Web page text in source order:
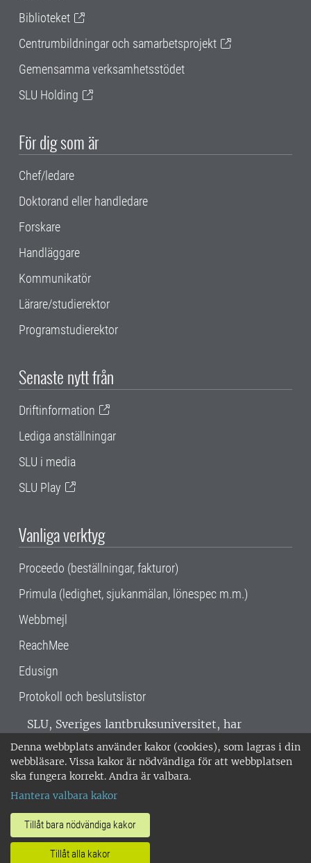
Denna webbplats använder kakor (cookies), som lagras i din
webbläsare. Vissa kakor är nödvändiga för att webbplatsen
ska fungera korrekt. Andra är valbara.
Hantera valbara kakor
Tillåt bara nödvändiga kakor
Tillåt alla kakor
Biblioteket
Centrumbildningar och samarbetsprojekt
Gemensamma verksamhetsstödet
SLU Holding
För dig som är
Chef/ledare
Doktorand eller handledare
Forskare
Handläggare
Kommunikatör
Lärare/studierektor
Programstudierektor
Senaste nytt från
Driftinformation
Lediga anställningar
SLU i media
SLU Play
Vanliga verktyg
Proceedo (beställningar, fakturor)
Primula (ledighet, sjukanmälan, lönespec m.m.)
Webbmejl
ReachMee
Edusign
Protokoll och beslutslistor
SLU, Sveriges lantbruksuniversitet, har
verksamhet över hela Sverige. Huvudorter är
Alnarp, Uppsala och Umeå.SLU är
miljöcertifierat enligt ISO 14001. •
018-67 10 00 • Org nr: 202100-2817 •
Om SLU:s webbplatser
•Hantera kakor•Behandling av
personuppgifter